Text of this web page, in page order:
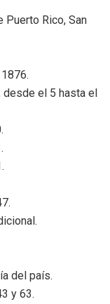
Rico, San
desde el 5 hasta el
del país.
y 63.